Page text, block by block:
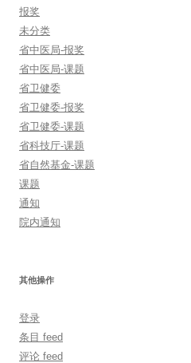
报奖
未分类
省中医局-报奖
省中医局-课题
省卫健委
省卫健委-报奖
省卫健委-课题
省科技厅-课题
省自然基金-课题
课题
通知
院内通知
其他操作
登录
条目 feed
评论 feed